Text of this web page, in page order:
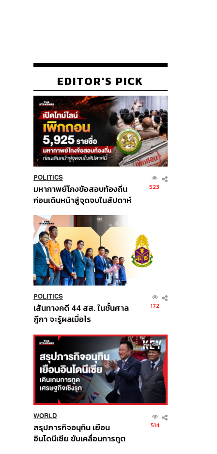
EDITOR'S PICK
POLITICS
มหากาพย์โกงข้อสอบท้องถิ่น
ก่อนเดินหน้าสู่จุดจบในสัปดาห์
523
POLITICS
เส้นทางคดี 44 สส. ในชั้นศาล
ฎีกา จะรู้ผลเมื่อไร
172
WORLD
สรุปภารกิจอนุทิน เยือน
อินโดนีเซีย ขับเคลื่อนการทูต
514